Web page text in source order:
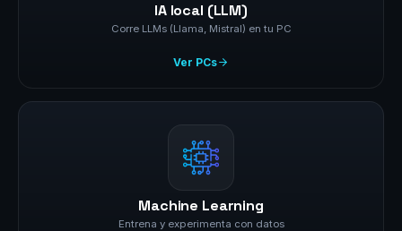
IA local (LLM)
Corre LLMs (Llama, Mistral) en tu PC
Ver PCs
Machine Learning
Entrena y experimenta con datos